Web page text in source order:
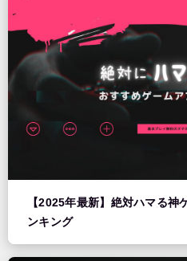
【2025年最新】絶対ハマる
ンキング